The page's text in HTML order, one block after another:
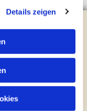
Details zeigen